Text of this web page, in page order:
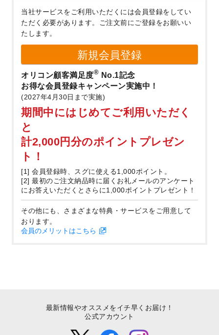
当社サービスをご利用いただくには会員登録をしてい
ただく必要があります。
ご注文前にご登録をお願いい
たします。
新規会員登録
オリコン顧客満足度® No.1記念
お得な会員登録キャンペーン実施中！
(2027年4月30日まで実施)
期間中にはじめてご利用いただく
と
計2,000円分のポイントプレゼン
ト！
[1] 会員登録時、スグに使える1,000ポイント。
[2] 最初のご注文納品時に届くお礼メールのアンケート
にお答えいただくとさらに1,000ポイントプレゼント！
その他にも、さまざまな特典・サービスをご用意して
おります。
会員のメリットはこちら
最新情報やオススメをイチ早くお届け！
公式アカウント